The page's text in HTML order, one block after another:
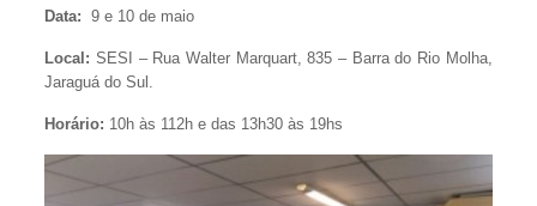
Data: 9 e 10 de maio
Local: SESI – Rua Walter Marquart, 835 – Barra do Rio Molha,
Jaraguá do Sul.
Horário: 10h às 112h e das 13h30 às 19hs